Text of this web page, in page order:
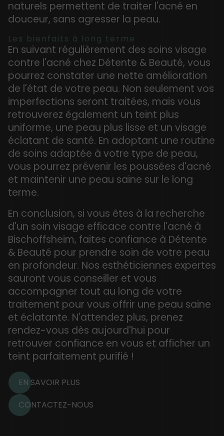
naturels permettent de traiter l'acné en
douceur, sans agresser la peau.
Les bienfaits à long terme
En suivant régulièrement des soins visage
contre l'acné chez Détente & Beauté, vous
pourrez constater une nette amélioration
de l'état de votre peau. Non seulement vos
imperfections seront traitées, mais vous
retrouverez également un teint plus
uniforme, une peau plus lisse et un visage
éclatant de santé. En adoptant une routine
de soins adaptée à votre type de peau,
vous pourrez prévenir les poussées d'acné
et maintenir une peau saine sur le long
terme.
En conclusion, si vous êtes à la recherche
d'un soin visage efficace contre l'acné à
Bischoffsheim, faites confiance à Détente
& Beauté pour prendre soin de votre peau
en profondeur. Nos esthéticiennes expertes
sauront vous conseiller et vous
accompagner tout au long de votre
traitement pour vous offrir une peau saine
et éclatante. N'attendez plus, prenez
rendez-vous dès aujourd'hui pour
retrouver confiance en vous et afficher un
teint parfaitement purifié !
EN SAVOIR PLUS
CONTACTEZ-NOUS